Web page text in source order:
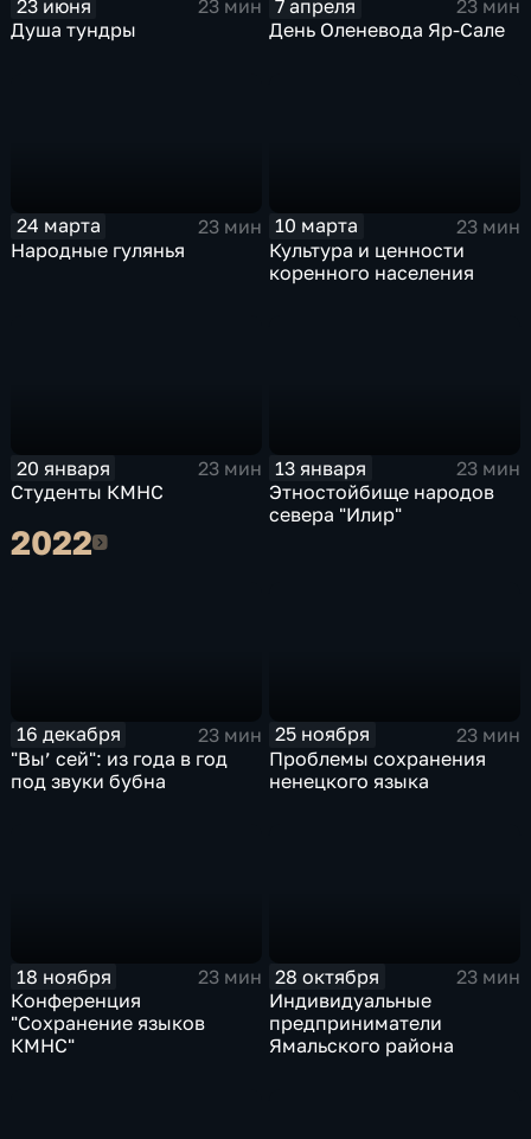
23 июня
23 мин
Душа тундры
7 апреля
23 мин
День Оленевода Яр-Сале
24 марта
23 мин
Народные гулянья
10 марта
23 мин
Культура и ценности
коренного населения
20 января
23 мин
Студенты КМНС
13 января
23 мин
Этностойбище народов
севера "Илир"
20222022
16 декабря
23 мин
"Вы’ сей": из года в год
под звуки бубна
25 ноября
23 мин
Проблемы сохранения
ненецкого языка
18 ноября
23 мин
Конференция
"Сохранение языков
КМНС"
28 октября
23 мин
Индивидуальные
предприниматели
Ямальского района